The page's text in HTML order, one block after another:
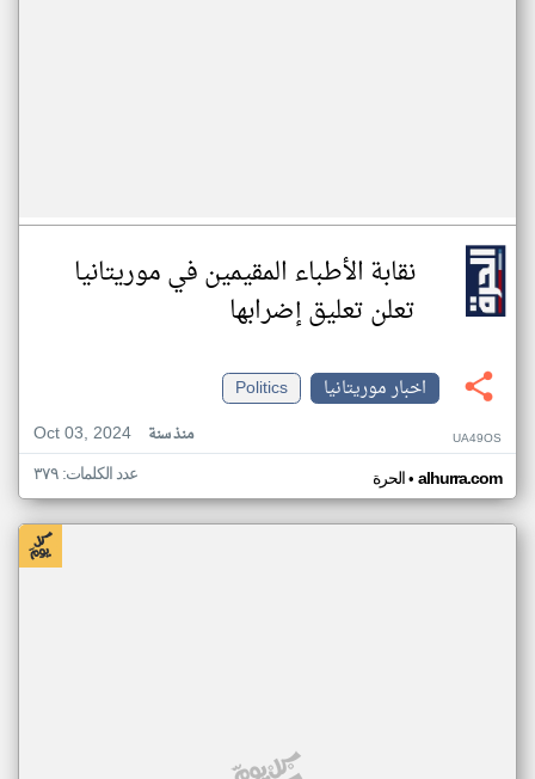
نقابة الأطباء المقيمين في موريتانيا
تعلن تعليق إضرابها
اخبار موريتانيا
Politics
Oct 03, 2024
منذ سنة UA49OS
الحرة• alhurra.com عدد الكلمات: ٣٧٩